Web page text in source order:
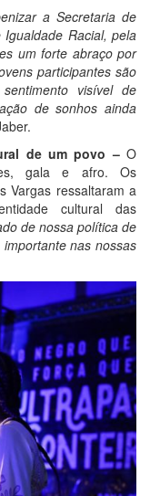
a Secretaria de
Racial, pela
um forte abraço por
participantes são
visível de
de sonhos ainda
de um povo –O
gala e afro. Os
Vargas ressaltaram a
cultural das
de nossa política de
nas nossas